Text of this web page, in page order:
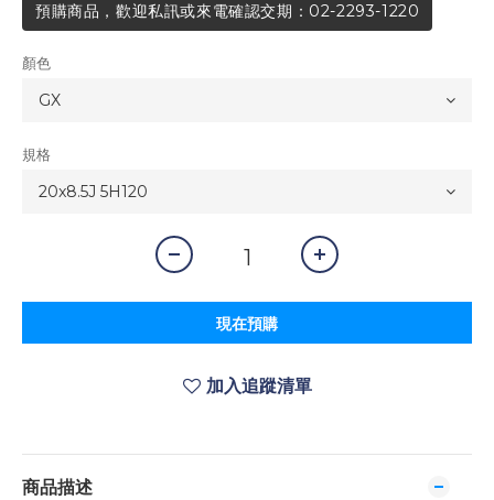
預購商品，歡迎私訊或來電確認交期：02-2293-1220
顏色
規格
現在預購
加入追蹤清單
商品描述